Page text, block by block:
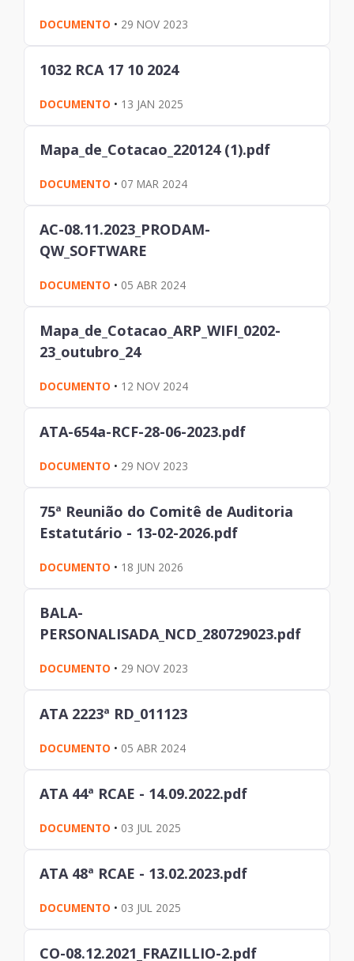
DOCUMENTO • 29 NOV 2023
1032 RCA 17 10 2024
DOCUMENTO • 13 JAN 2025
Mapa_de_Cotacao_220124 (1).pdf
DOCUMENTO • 07 MAR 2024
AC-08.11.2023_PRODAM-
QW_SOFTWARE
DOCUMENTO • 05 ABR 2024
Mapa_de_Cotacao_ARP_WIFI_0202-
23_outubro_24
DOCUMENTO • 12 NOV 2024
ATA-654a-RCF-28-06-2023.pdf
DOCUMENTO • 29 NOV 2023
75ª Reunião do Comitê de Auditoria
Estatutário - 13-02-2026.pdf
DOCUMENTO • 18 JUN 2026
BALA-
PERSONALISADA_NCD_280729023.pdf
DOCUMENTO • 29 NOV 2023
ATA 2223ª RD_011123
DOCUMENTO • 05 ABR 2024
ATA 44ª RCAE - 14.09.2022.pdf
DOCUMENTO • 03 JUL 2025
ATA 48ª RCAE - 13.02.2023.pdf
DOCUMENTO • 03 JUL 2025
CO-08.12.2021_FRAZILLIO-2.pdf